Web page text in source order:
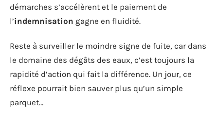
démarches s’accélèrent et le paiement de
l’indemnisation gagne en fluidité.
Reste à surveiller le moindre signe de fuite, car dans
le domaine des dégâts des eaux, c’est toujours la
rapidité d’action qui fait la différence. Un jour, ce
réflexe pourrait bien sauver plus qu’un simple
parquet…